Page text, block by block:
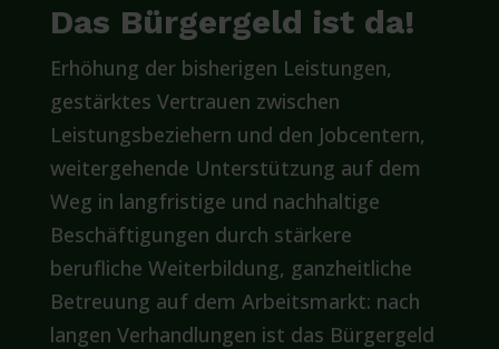
Das Bürgergeld ist da!
Erhöhung der bisherigen Leistungen,
gestärktes Vertrauen zwischen
Leistungsbeziehern und den Jobcentern,
weitergehende Unterstützung auf dem
Weg in langfristige und nachhaltige
Beschäftigungen durch stärkere
berufliche Weiterbildung, ganzheitliche
Betreuung auf dem Arbeitsmarkt: nach
langen Verhandlungen ist das Bürgergeld